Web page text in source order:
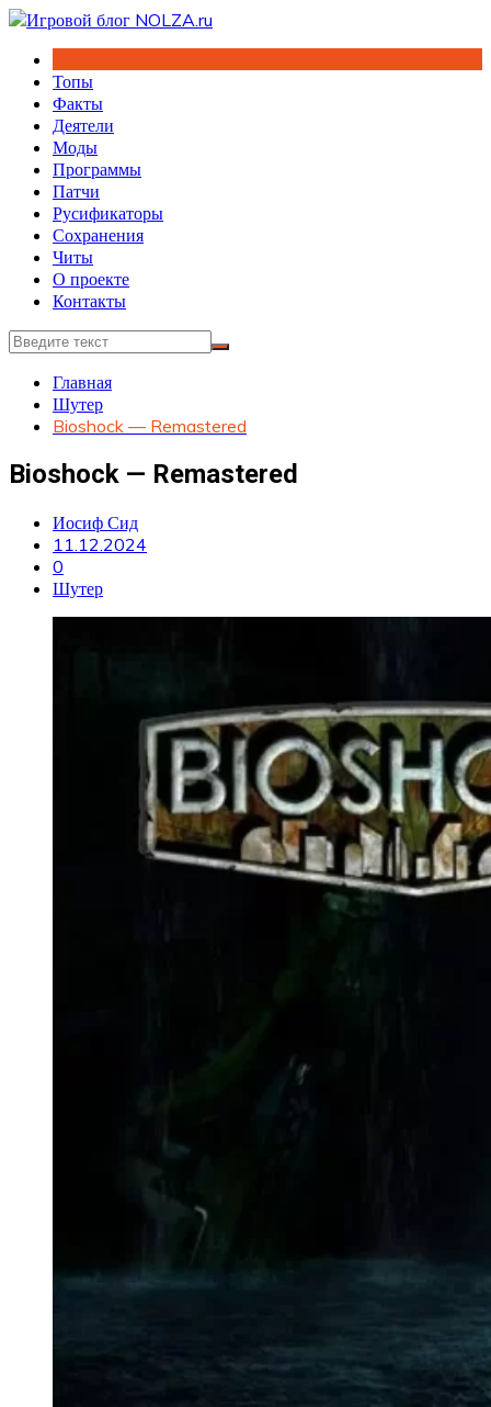
Перейти
содержимому
Топы
Факты
Деятели
Моды
Программы
Патчи
Русификаторы
Сохранения
Читы
О проекте
Контакты
Главная
Шутер
Bioshock — Remastered
Bioshock — Remastered
Иосиф Сид
11.12.2024
0
Шутер